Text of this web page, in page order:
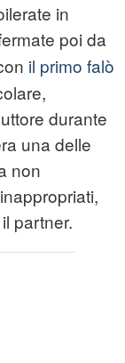
in
poi da
il primo falò
durante
una delle
non
partner.